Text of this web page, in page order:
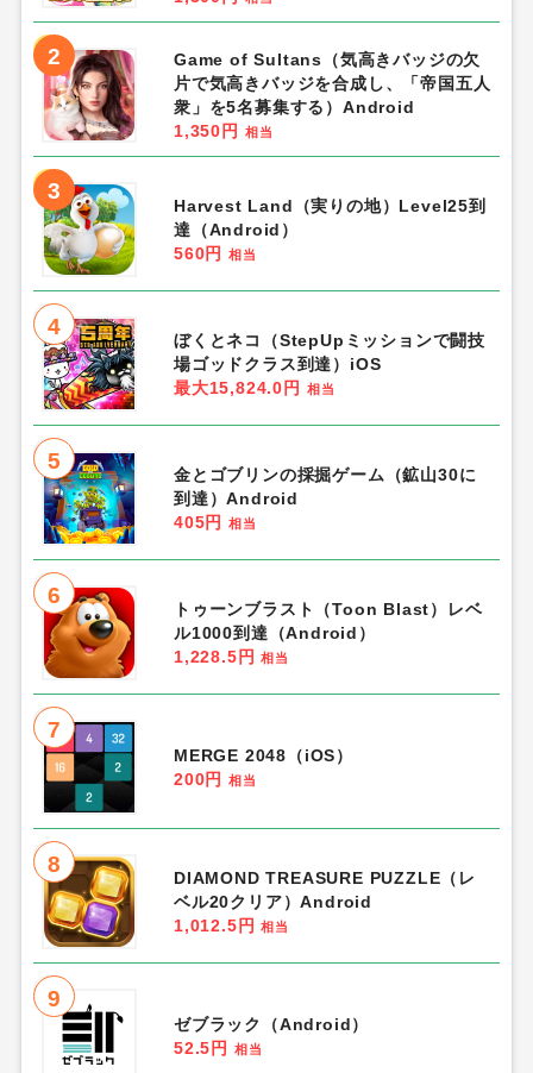
2
Game of Sultans（気高きバッジの欠
片で気高きバッジを合成し、「帝国五人
衆」を5名募集する）Android
1,350円
相当
3
Harvest Land（実りの地）Level25到
達（Android）
560円
相当
4
ぼくとネコ（StepUpミッションで闘技
場ゴッドクラス到達）iOS
最大15,824.0円
相当
5
金とゴブリンの採掘ゲーム（鉱山30に
到達）Android
405円
相当
6
トゥーンブラスト（Toon Blast）レベ
ル1000到達（Android）
1,228.5円
相当
7
MERGE 2048（iOS）
200円
相当
8
DIAMOND TREASURE PUZZLE（レ
ベル20クリア）Android
1,012.5円
相当
9
ゼブラック（Android）
52.5円
相当